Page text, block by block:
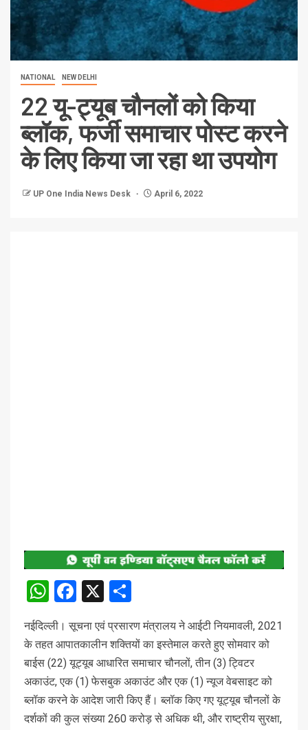
NATIONAL NEW DELHI
22 यू-ट्यूब चौनलों को किया
ब्लॉक, फर्जी समाचार पोस्ट करने
के लिए किया जा रहा था उपयोग
UP One India News Desk April 6, 2022
WhatsApp
Facebook
X
नईदिल्ली। सूचना एवं प्रसारण मंत्रालय ने आईटी नियमावली, 2021
के तहत आपातकालीन शक्तियों का इस्तेमाल करते हुए सोमवार को
बाईस (22) यूट्यूब आधारित समाचार चौनलों, तीन (3) ट्विटर
अकाउंट, एक (1) फेसबुक अकाउंट और एक (1) न्यूज वेबसाइट को
ब्लॉक करने के आदेश जारी किए हैं। ब्लॉक किए गए यूट्यूब चौनलों के
दर्शकों की कुल संख्या 260 करोड़ से अधिक थी, और राष्ट्रीय सुरक्षा,